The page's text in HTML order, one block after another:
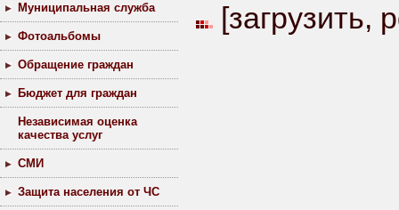
Муниципальная служба
Фотоальбомы
Обращение граждан
Бюджет для граждан
Независимая оценка
качества услуг
СМИ
Защита населения от ЧС
[загрузить,